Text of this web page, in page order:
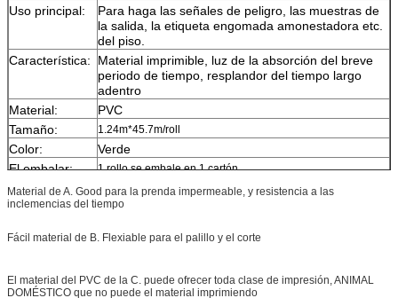
Uso principal:
Para haga las señales de peligro, las muestras de
la salida, la etiqueta engomada amonestadora etc.
del piso.
Característica:
Material imprimible, luz de la absorción del breve
periodo de tiempo, resplandor del tiempo largo
adentro
Material:
PVC
Tamaño:
1.24m*45.7m/roll
Color:
Verde
El embalar:
1 rollo se embale en 1 cartón
Tamaño del
embalaje:
el 130cm*22cm*22cm
plazo de 2 días para enviar la muestra
Material de A. Good para la prenda impermeable, y resistencia a las
inclemencias del tiempo
Fácil material de B. Flexiable para el palillo y el corte
El material del PVC de la C. puede ofrecer toda clase de impresión, ANIMAL
DOMÉSTICO que no puede el material imprimiendo